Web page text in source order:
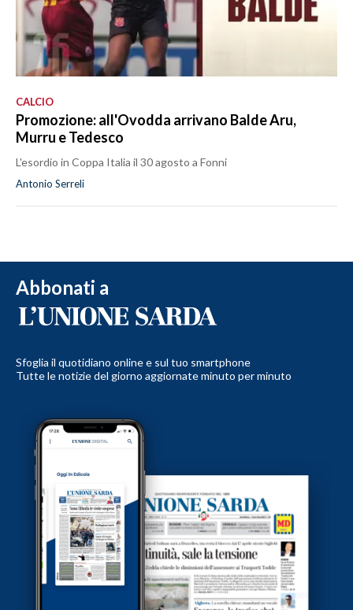
CALCIO
Promozione: all'Ovodda arrivano Balde Aru,
Murru e Tedesco
L'esordio in Coppa Italia il 30 agosto a Fonni
Antonio Serreli
Abbonati a
Sfoglia il quotidiano online e sul tuo smartphone
Tutte le notizie del giorno aggiornate minuto per minuto